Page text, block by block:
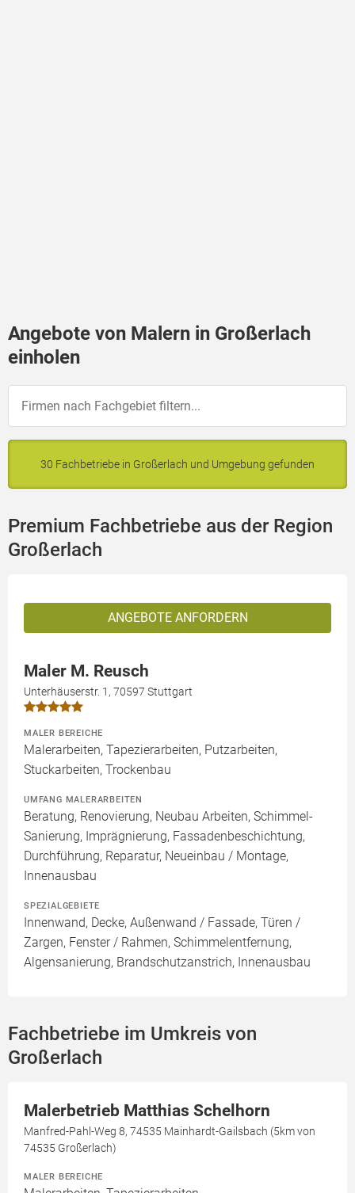
Angebote von Malern in Großerlach
einholen
30 Fachbetriebe in Großerlach und Umgebung gefunden
Premium Fachbetriebe aus der Region
Großerlach
ANGEBOTE ANFORDERN
Maler M. Reusch
Unterhäuserstr. 1, 70597 Stuttgart
MALER BEREICHE
Malerarbeiten, Tapezierarbeiten, Putzarbeiten,
Stuckarbeiten, Trockenbau
UMFANG MALERARBEITEN
Beratung, Renovierung, Neubau Arbeiten, Schimmel-
Sanierung, Imprägnierung, Fassadenbeschichtung,
Durchführung, Reparatur, Neueinbau / Montage,
Innenausbau
SPEZIALGEBIETE
Innenwand, Decke, Außenwand / Fassade, Türen /
Zargen, Fenster / Rahmen, Schimmelentfernung,
Algensanierung, Brandschutzanstrich, Innenausbau
Fachbetriebe im Umkreis von
Großerlach
Malerbetrieb Matthias Schelhorn
Manfred-Pahl-Weg 8, 74535 Mainhardt-Gailsbach (5km von
74535 Großerlach)
MALER BEREICHE